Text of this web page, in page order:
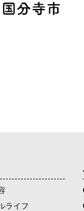
ライフ